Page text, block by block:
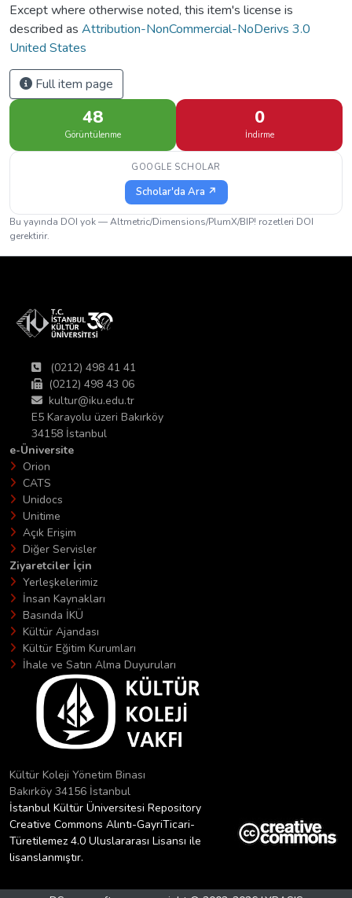
Except where otherwise noted, this item's license is
described as Attribution-NonCommercial-NoDerivs 3.0
United States
Full item page
48
Görüntülenme
0
İndirme
GOOGLE SCHOLAR
Scholar'da Ara ↗
Bu yayında DOI yok — Altmetric/Dimensions/PlumX/BIP! rozetleri DOI
gerektirir.
(0212) 498 41 41
(0212) 498 43 06
kultur@iku.edu.tr
E5 Karayolu üzeri Bakırköy
34158 İstanbul
e-Üniversite
Orion
CATS
Unidocs
Unitime
Açık Erişim
Diğer Servisler
Ziyaretciler İçin
Yerleşkelerimiz
İnsan Kaynakları
Basında İKÜ
Kültür Ajandası
Kültür Eğitim Kurumları
İhale ve Satın Alma Duyuruları
Kültür Koleji Yönetim Binası
Bakırköy 34156 İstanbul
İstanbul Kültür Üniversitesi Repository
Creative Commons Alıntı-GayriTicari-
Türetilemez 4.0 Uluslararası Lisansı ile
lisanslanmıştır.